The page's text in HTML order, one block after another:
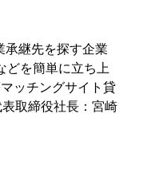
承継先を探す企業
どを簡単に立ち上
ッチングサイト貸
取締役社長：宮崎